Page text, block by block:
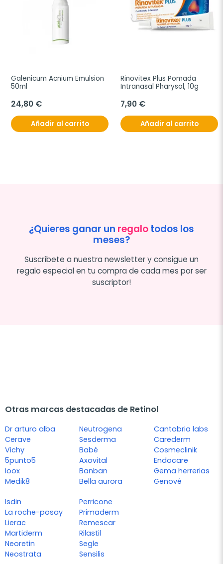
Galenicum Acnium Emulsion
50ml
24,80 €
Añadir al carrito
Rinovitex Plus Pomada
Intranasal Pharysol, 10g
7,90 €
Añadir al carrito
¿Quieres ganar un regalotodos los
meses?
Suscríbete a nuestra newsletter y consigue un
regalo especial en tu compra de cada mes por ser
suscriptor!
Otras marcas destacadas de Retinol
Dr arturo alba
Cerave
Vichy
5punto5
Ioox
Medik8
Neutrogena
Sesderma
Babé
Axovital
Banban
Bella aurora
Cantabria labs
Carederm
Cosmeclinik
Endocare
Gema herrerias
Genové
Isdin
La roche-posay
Lierac
Martiderm
Neoretin
Neostrata
Perricone
Primaderm
Remescar
Rilastil
Segle
Sensilis